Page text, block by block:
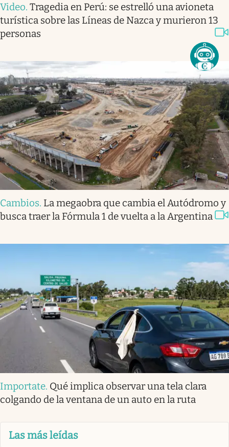
Video. Tragedia en Perú: se estrelló una avioneta
turística sobre las Líneas de Nazca y murieron 13
personas
Cambios. La megaobra que cambia el Autódromo y
busca traer la Fórmula 1 de vuelta a la Argentina
Importate. Qué implica observar una tela clara
colgando de la ventana de un auto en la ruta
Las más leídas